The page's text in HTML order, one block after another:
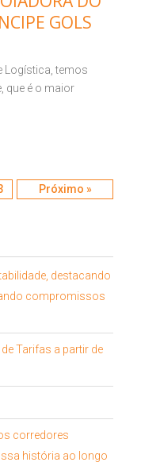
GOLS
Logística, temos
que é o maior
Próximo »
destacando
compromissos
Tarifas a partir de
corredores
história ao longo